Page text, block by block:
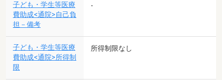
子ども・学生等医療
費助成<通院>自己負
担－備考
-
子ども・学生等医療
費助成<通院>所得制
限
所得制限なし